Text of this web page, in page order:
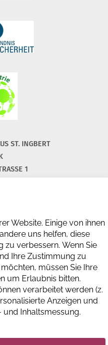
ST. INGBERT
1
igb.de